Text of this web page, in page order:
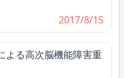
2017/8/15
よる高次脳機能障害重